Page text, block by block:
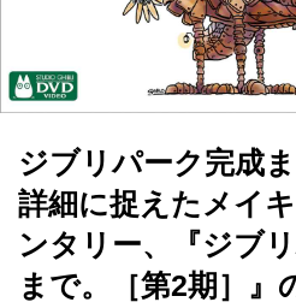
ジブリパーク完成
詳細に捉えたメイ
ンタリー、『ジブ
まで。［第2期］』